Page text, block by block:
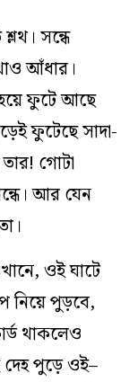
সন্ধে
আঁধার।
ফুটে আছে
ফুটেছে সাদা-
গোটা
আর যেন
ওই ঘাটে
নিয়ে পুড়বে,
থাকলেও
পুড়ে ওই–